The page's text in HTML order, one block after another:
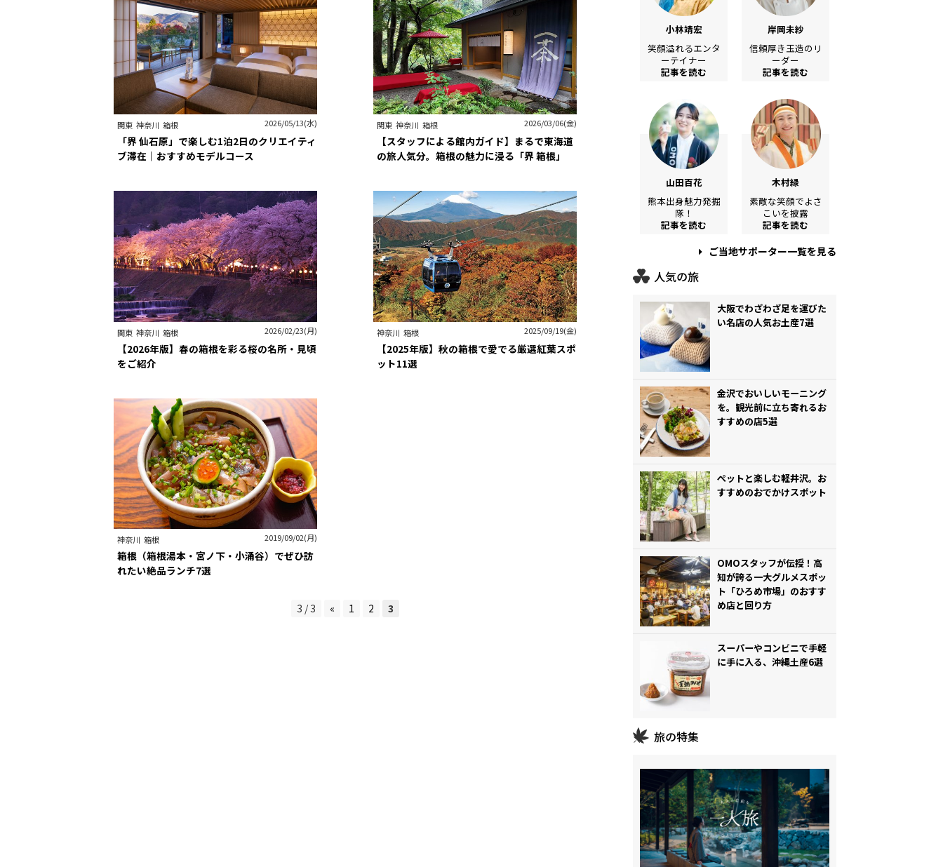
関東 神奈川 箱根 2026/05/13(水)
「界 仙石原」で楽しむ1泊2日のクリエイティ
ブ滞在｜おすすめモデルコース
関東 神奈川 箱根 2026/03/06(金)
【スタッフによる館内ガイド】まるで東海道
の旅人気分。箱根の魅力に浸る「界 箱根」
関東 神奈川 箱根 2026/02/23(月)
【2026年版】春の箱根を彩る桜の名所・見頃
をご紹介
神奈川 箱根 2025/09/19(金)
【2025年版】秋の箱根で愛でる厳選紅葉スポ
ット11選
神奈川 箱根 2019/09/02(月)
箱根（箱根湯本・宮ノ下・小涌谷）でぜひ訪
れたい絶品ランチ7選
3 / 3 « 1 2 3
小林靖宏
笑顔溢れるエンタ
ーテイナー
記事を読む
岸岡未紗
信頼厚き玉造のリ
ーダー
記事を読む
山田百花
熊本出身魅力発掘
隊！
記事を読む
木村緑
素敵な笑顔でよさ
こいを披露
記事を読む
ご当地サポーター一覧を見る
人気の旅
大阪でわざわざ足を運びた
い名店の人気お土産7選
金沢でおいしいモーニング
を。観光前に立ち寄れるお
すすめの店5選
ぺットと楽しむ軽井沢。お
すすめのおでかけスポット
OMOスタッフが伝授！高
知が誇る一大グルメスポッ
ト「ひろめ市場」のおすす
め店と回り方
スーパーやコンビニで手軽
に手に入る、沖縄土産6選
旅の特集